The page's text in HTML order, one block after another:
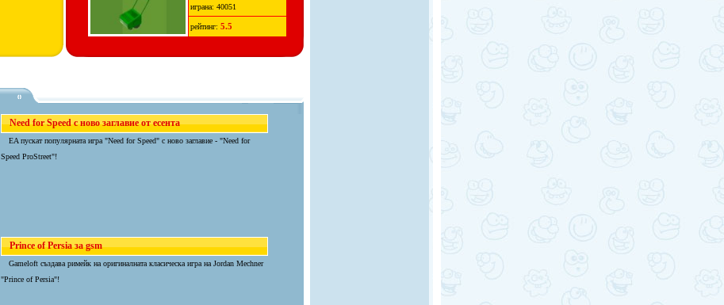
играна: 40051
рейтинг: 5.5
Need for Speed с ново заглавие от есента
EA пускат популярната игра "Need for Speed" с ново заглавие - "Need for
Speed ProStreet"!
Prince of Persia за gsm
Gameloft създава римейк на оригиналната класическа игра на Jordan Mechner
"Prince of Persia"!